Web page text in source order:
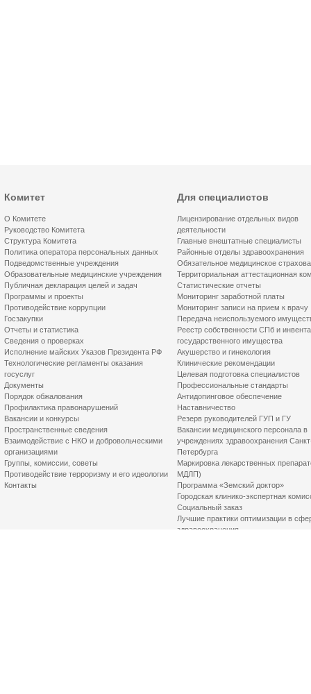
Комитет
О Комитете
Руководство Комитета
Структура Комитета
Политика оператора персональных данных
Подведомственные учреждения
Образовательные медицинские учреждения
Публичная декларация целей и задач
Программы и проекты
Противодействие коррупции
Госзакупки
Отчеты и статистика
Сведения о проверках
Исполнение майских Указов Президента РФ
Технологические регламенты оказания
госуслуг
Документы
Порядок обжалования
Профилактика правонарушений
Вакансии и конкурсы
Пространственные сведения
Взаимодействие с НКО и добровольческими
организациями
Группы, комиссии, советы
Противодействие терроризму и его идеологии
Контакты
Для специалистов
Лицензирование отдельных видов
деятельности
Главные внештатные специалисты
Районные отделы здравоохранения
Обязательное медицинское
Территориальная аттестационная
Статистические отчеты
Мониторинг заработной платы
Мониторинг записи на прием к врачу
Передача неиспользуемого
Реестр собственности СПб и
государственного имущества
Акушерство и гинекология
Клинические рекомендации
Целевая подготовка специалистов
Профессиональные стандарты
Антидопинговое обеспечение
Наставничество
Резерв руководителей ГУП и ГУ
Вакансии медицинского персонала в
учреждениях здравоохранения
Петербурга
Маркировка лекарственных
МДЛП)
Программа «Земский доктор»
Городская клинико-экспертная
Социальный заказ
Лучшие практики оптимизации в
здравоохранения